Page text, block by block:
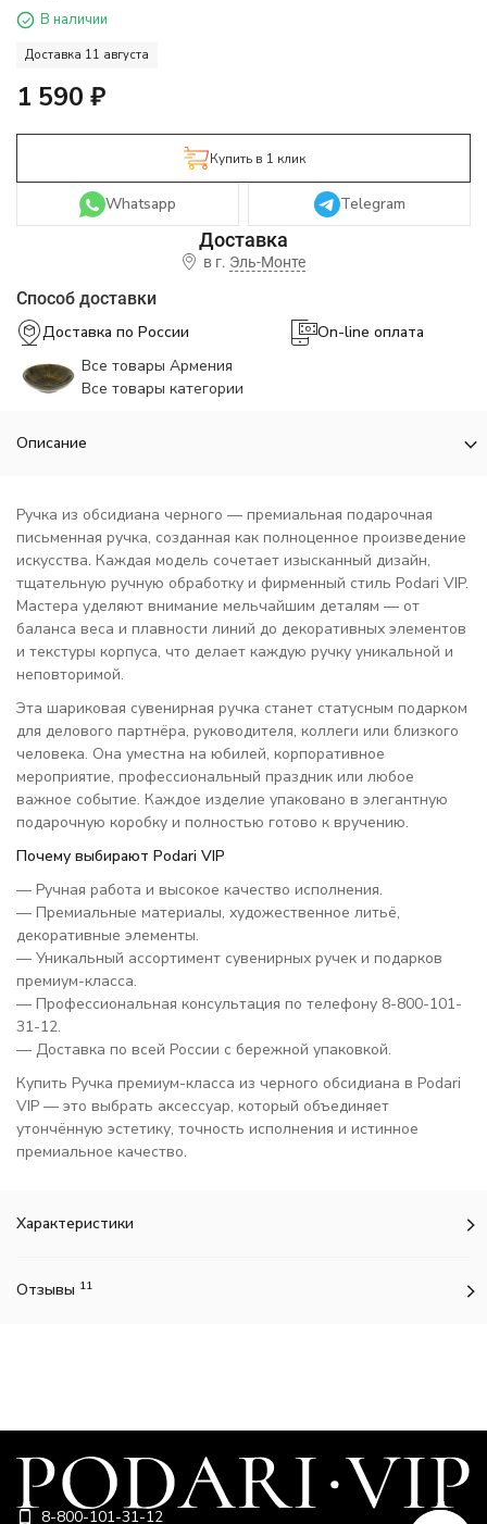
В наличии
Доставка 11 августа
1 590 ₽
Купить в 1 клик
Whatsapp Telegram
в г. Эль-Монте
Способ доставки
Доставка по России
On-line оплата
Все товары Армения
Все товары категории
Описание
Ручка из обсидиана черного — премиальная подарочная
письменная ручка, созданная как полноценное произведение
искусства. Каждая модель сочетает изысканный дизайн,
тщательную ручную обработку и фирменный стиль Podari VIP.
Мастера уделяют внимание мельчайшим деталям — от
баланса веса и плавности линий до декоративных элементов
и текстуры корпуса, что делает каждую ручку уникальной и
неповторимой.
Эта шариковая сувенирная ручка станет статусным подарком
для делового партнёра, руководителя, коллеги или близкого
человека. Она уместна на юбилей, корпоративное
мероприятие, профессиональный праздник или любое
важное событие. Каждое изделие упаковано в элегантную
подарочную коробку и полностью готово к вручению.
Почему выбирают Podari VIP
— Ручная работа и высокое качество исполнения.
— Премиальные материалы, художественное литьё,
декоративные элементы.
— Уникальный ассортимент сувенирных ручек и подарков
премиум-класса.
— Профессиональная консультация по телефону 8-800-101-
31-12.
— Доставка по всей России с бережной упаковкой.
Купить Ручка премиум-класса из черного обсидиана в Podari
VIP — это выбрать аксессуар, который объединяет
утончённую эстетику, точность исполнения и истинное
премиальное качество.
Характеристики
Отзывы 11
8-800-101-31-12